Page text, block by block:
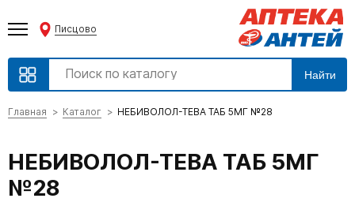
Писцово
Найти
Главная Каталог НЕБИВОЛОЛ-ТЕВА ТАБ 5МГ №28
НЕБИВОЛОЛ-ТЕВА ТАБ 5МГ
№28